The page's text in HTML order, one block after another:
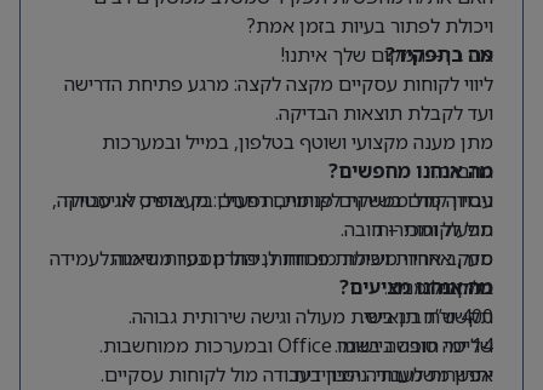
ויכולת לפתור בעיות בזמן אמת?
אם כן – המקום שלך איתנו!
מה בתפקיד?
ליווי לקוחות עסקיים מקצה לקצה: מרגע פתיחת הדרישה
ועד לקבלת תוצאות הבדיקה.
מתן מענה מקצועי ושוטף בטלפון, במייל ובמערכות
החברה.
עבודה מול ממשקים פנימיים רחבים: מעבדות, לוגיסטיקה,
תפעול ומכירות.
מעקב אחרי משימות פתוחות, פתרון בעיות ודאגה לעמידה
בלוחות זמנים.
מה אנחנו מחפשים?
ניסיון קודם בשירות לקוחות, תפעול, בק אופיס או עבודה
מול לקוחות – חובה.
סדר, אחריות ויכולת מוכחת לניהול מספר משימות
במקביל.
תקשורת בינאישית מעולה וגישה שירותית גבוהה.
שליטה טובה ביישומי Office ובמערכות ממוחשבות.
יתרון משמעותי:ניסיון בעבודה מול לקוחות עסקיים.
מה אנחנו מציעים?
400 ש”ח תן ביס.
14 ימי חופשה בשנה.
אפשרות לעבודה היברידית.